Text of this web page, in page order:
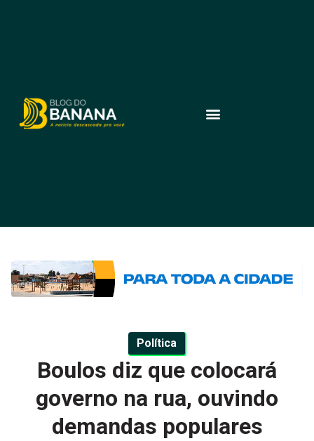
Política
Boulos diz que colocará
governo na rua, ouvindo
demandas populares